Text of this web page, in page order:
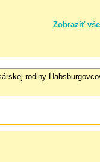
Zobraziť
rodiny